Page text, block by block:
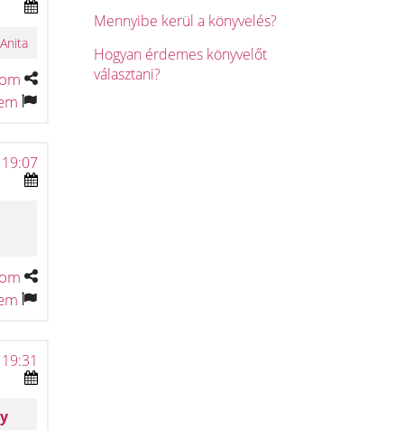
Anita
Mennyibe kerül a könyvelés?
Hogyan érdemes könyvelőt
választani?